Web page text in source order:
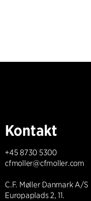
Kontakt
+45 8730 5300
cfmoller@cfmoller.com
C.F. Møller Danmark A/S
Europaplads 2, 11.